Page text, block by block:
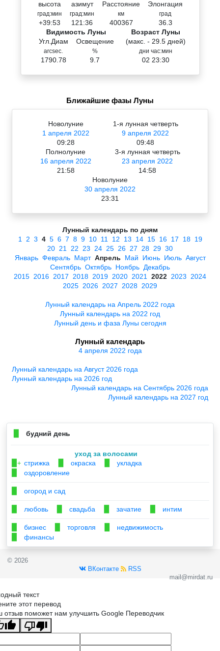
высота
град:мин
+39:53
азимут
град:мин
121:36
Расстояние
км
400367
Элонгация
град
36.3
Видимость Луны
Угл.Диам
arcsec.
1790.78
Освещение
%
9.7
Возраст Луны
(макс. - 29.5 дней)
дни час:мин
02 23:30
Ближайшие фазы Луны
Новолуние
1 апреля 2022
09:28
1-я лунная четверть
9 апреля 2022
09:48
Полнолуние
16 апреля 2022
21:58
3-я лунная четверть
23 апреля 2022
14:58
Новолуние
30 апреля 2022
23:31
Лунный календарь по дням
1
2 3 4 5 6 7 8 9 10 11 12 13 14 15 16 17 18 19
20 21 22 23 24 25 26 27 28 29 30
Январь Февраль Март Апрель Май Июнь Июль Август
Сентябрь Октябрь Ноябрь Декабрь
2015 2016 2017 2018 2019 2020 2021 2022 2023
2024
2025 2026 2027 2028 2029
Лунный календарь на Апрель 2022 года
Лунный календарь на 2022 год
Лунный день и фаза Луны сегодня
Лунный календарь
4 апреля 2022 года
Лунный календарь на Август 2026 года
Лунный календарь на 2026 год
Лунный календарь на Сентябрь 2026 года
Лунный календарь на 2027 год
будний день
уход за волосами
▉+ стрижка окраска укладка
оздоровление
огород и сад
любовь свадьба зачатие интим
бизнес торговля недвижимость
финансы
© 2026
ВКонтакте
RSS
mail@mirdat.ru
текст
этот перевод
отзыв поможет нам улучшить Google Переводчик